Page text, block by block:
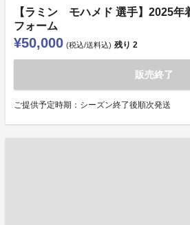
【ラミン モハメド 選手】2025年
フォーム
¥50,000 (税込/送料込) 残り 2
販売終了
ご提供予定時期：シーズン終了後順次発送